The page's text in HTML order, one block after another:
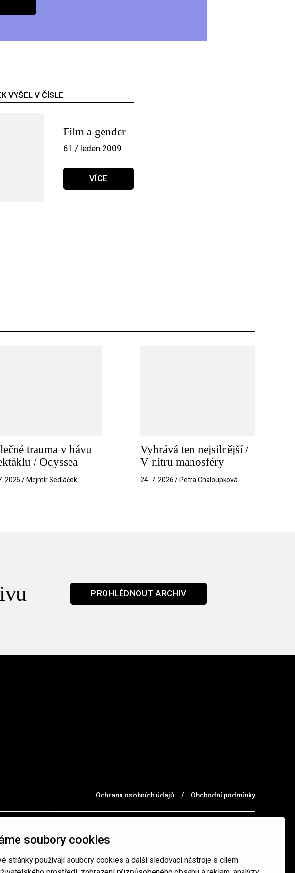
soubory cookies
stránky používají soubory cookies a další sledovací nástroje s cílem
VYŠEL V ČÍSLE
Film a gender
61 / leden 2009
VÍCE
trauma v hávu
/ Odyssea
2026 / Mojmír Sedláček
Vyhrává ten nejsilnější /
V nitru manosféry
24. 7. 2026 / Petra Chaloupková
PROHLÉDNOUT ARCHIV
Ochrana osobních údajů / Obchodní podmínky